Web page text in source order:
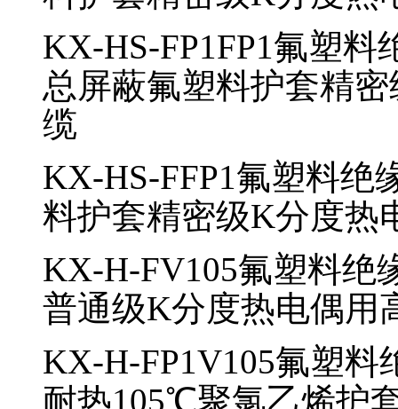
KX-HS-FP1FP1氟塑料
总屏蔽氟塑料护套精
缆
KX-HS-FFP1氟塑料绝
料护套精密级K分度热
KX-H-FV105氟塑料绝
普通级K分度热电偶用
KX-H-FP1V105氟塑料
耐热105℃聚氯乙烯护